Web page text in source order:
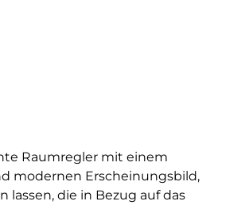
Raumregler mit einem
modernen Erscheinungsbild,
die in Bezug auf das